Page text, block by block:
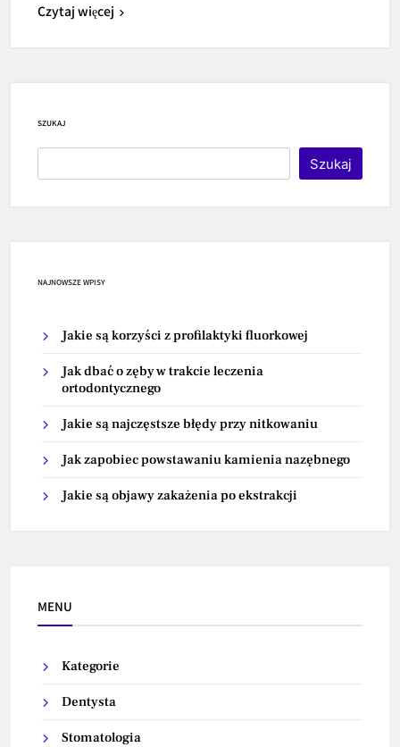
Czytaj więcej
SZUKAJ
Szukaj
NAJNOWSZE WPISY
Jakie są korzyści z profilaktyki fluorkowej
Jak dbać o zęby w trakcie leczenia
ortodontycznego
Jakie są najczęstsze błędy przy nitkowaniu
Jak zapobiec powstawaniu kamienia nazębnego
Jakie są objawy zakażenia po ekstrakcji
MENU
Kategorie
Dentysta
Stomatologia